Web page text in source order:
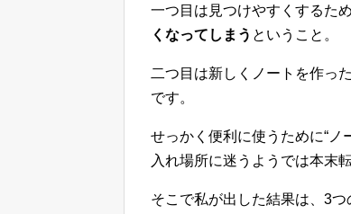
一つ目は見つけやすくするた
くなってしまう ということ。
二つ目は新しくノートを作った
です。
せっかく便利に使うために“ノ
入れ場所に迷うようでは本末転
そこで私が出した結果は、3つ